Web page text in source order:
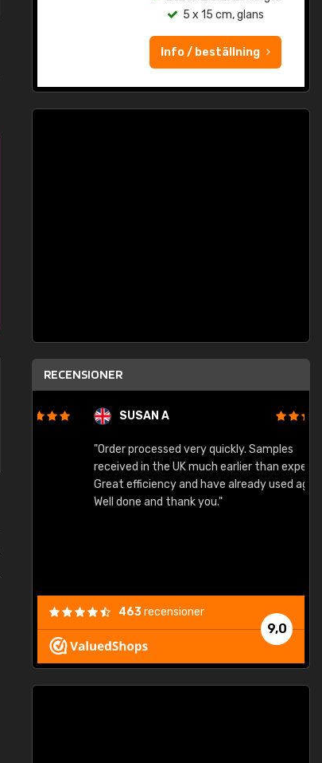
5 x 15 cm, glans
Info / beställning
RECENSIONER
SUSAN A
"Order processed very quickly. Samples
received in the UK much earlier than expected.
Great efficiency and have already used again.
Well done and thank you."
9,0
463recensioner